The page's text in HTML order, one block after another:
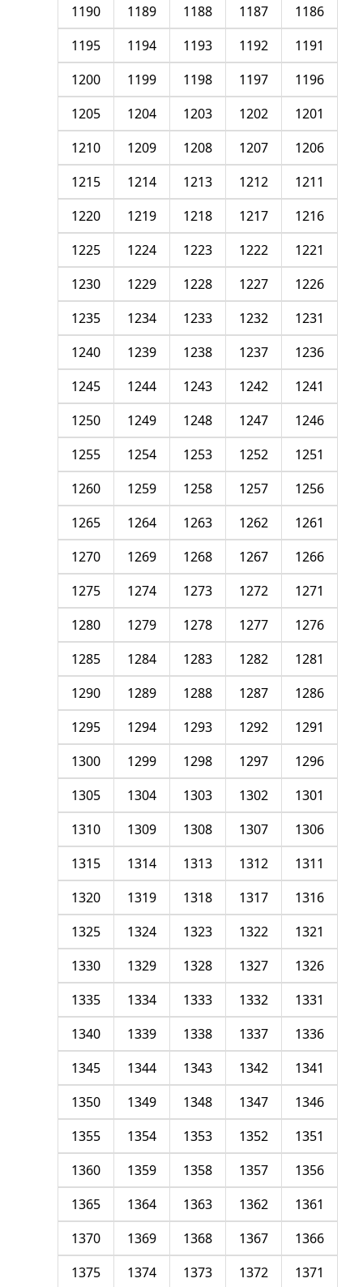
1186
1187
1188
1189
1190
1191
1192
1193
1194
1195
1196
1197
1198
1199
1200
1201
1202
1203
1204
1205
1206
1207
1208
1209
1210
1211
1212
1213
1214
1215
1216
1217
1218
1219
1220
1221
1222
1223
1224
1225
1226
1227
1228
1229
1230
1231
1232
1233
1234
1235
1236
1237
1238
1239
1240
1241
1242
1243
1244
1245
1246
1247
1248
1249
1250
1251
1252
1253
1254
1255
1256
1257
1258
1259
1260
1261
1262
1263
1264
1265
1266
1267
1268
1269
1270
1271
1272
1273
1274
1275
1276
1277
1278
1279
1280
1281
1282
1283
1284
1285
1286
1287
1288
1289
1290
1291
1292
1293
1294
1295
1296
1297
1298
1299
1300
1301
1302
1303
1304
1305
1306
1307
1308
1309
1310
1311
1312
1313
1314
1315
1316
1317
1318
1319
1320
1321
1322
1323
1324
1325
1326
1327
1328
1329
1330
1331
1332
1333
1334
1335
1336
1337
1338
1339
1340
1341
1342
1343
1344
1345
1346
1347
1348
1349
1350
1351
1352
1353
1354
1355
1356
1357
1358
1359
1360
1361
1362
1363
1364
1365
1366
1367
1368
1369
1370
1371
1372
1373
1374
1375